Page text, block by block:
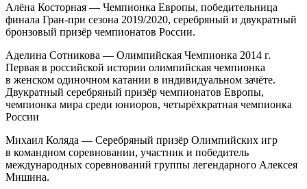
Алёна Косторная — Чемпионка Европы, победительница
финала Гран-при сезона 2019/2020, серебряный и двукратный
бронзовый призёр чемпионатов России.
Аделина Сотникова — Олимпийская Чемпионка 2014 г.
Первая в российской истории олимпийская чемпионка
в женском одиночном катании в индивидуальном зачёте.
Двукратный серебряный призёр чемпионатов Европы,
чемпионка мира среди юниоров, четырёхкратная чемпионка
России
Михаил Коляда — Серебряный призёр Олимпийских игр
в командном соревновании, участник и победитель
международных соревнований группы легендарного Алексея
Мишина.